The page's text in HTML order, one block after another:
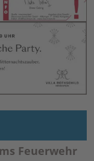
Feuerwehr